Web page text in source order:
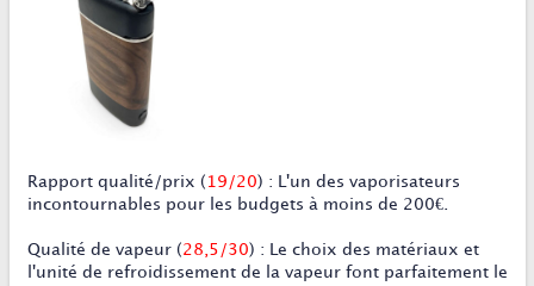
Rapport qualité/prix ( 19/20) : L'un des vaporisateurs
incontournables pour les budgets à moins de 200€.
Qualité de vapeur (28,5/30) : Le choix des matériaux et
l'unité de refroidissement de la vapeur font parfaitement le